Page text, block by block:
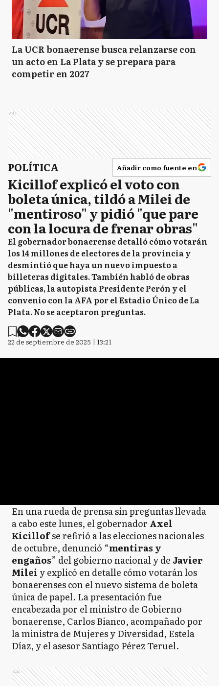
La UCR bonaerense busca relanzarse con
un acto en La Plata y se prepara para
competir en 2027
Ads
POLÍTICA Añadir como fuente en
Kicillof explicó el voto con
boleta única, tildó a Milei de
"mentiroso" y pidió "que pare
con la locura de frenar obras"
El gobernador bonaerense detalló cómo votarán
los 14 millones de electores de la provincia y
desmintió que haya un nuevo impuesto a
billeteras digitales. También habló de obras
públicas, la autopista Presidente Perón y el
convenio con la AFA por el Estadio Único de La
Plata. No se aceptaron preguntas.
22 de septiembre de 2025 | 13:21
En una rueda de prensa sin preguntas llevada
a cabo este lunes, el gobernador Axel
Kicillofse refirió a las elecciones nacionales
de octubre, denunció “mentiras y
engaños” del gobierno nacional y de Javier
Milei y explicó en detalle cómo votarán los
bonaerenses con el nuevo sistema de boleta
única de papel. La presentación fue
encabezada por el ministro de Gobierno
bonaerense, Carlos Bianco, acompañado por
la ministra de Mujeres y Diversidad, Estela
Díaz, y el asesor Santiago Pérez Teruel.
Ads